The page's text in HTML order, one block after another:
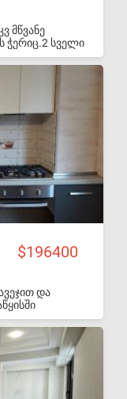
მწვანე
ჭერიც.2 სველი
16 კვ. ფასი
196400
და
სავალზე)
ბინა
ახალი
გათბობით,
(ჩაშენებული
S-VIP